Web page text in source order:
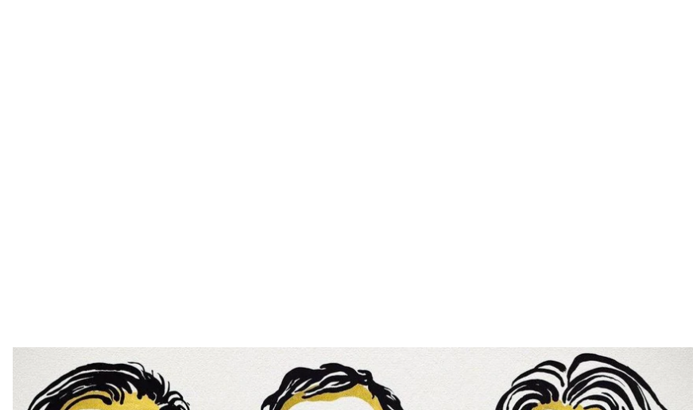
The Nobel Prize
Нобелевский комитет присудил премию по физике троим ученым: Роджеру Пенроузу — за
открытие взаимосвязи черных дыр и теории относительности и Райнгарду Гензелю и Андреа Гез ㅡ